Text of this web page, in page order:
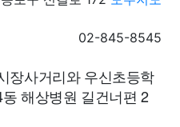
02-845-8545
장사거리와 우신초등학
해상병원 길건너편 2